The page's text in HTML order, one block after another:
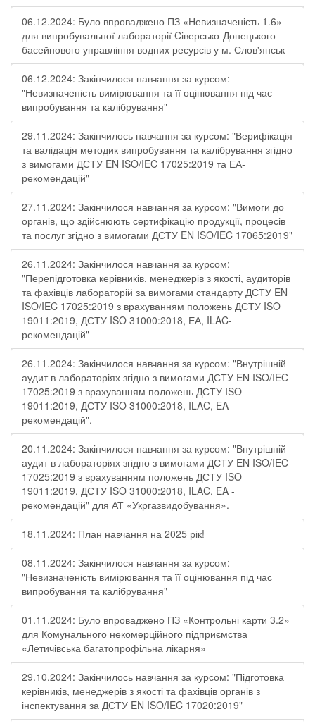
06.12.2024: Було впроваджено ПЗ «Невизначеність 1.6»
для випробувальної лабораторії Cіверсько-Донецького
басейнового управління водних ресурсів у м. Слов'янськ
06.12.2024: Закінчилося навчання за курсом:
"Невизначеність вимірювання та її оцінювання під час
випробування та калібрування"
29.11.2024: Закінчилось навчання за курсом: "Верифікація
та валідація методик випробування та калібрування згідно
з вимогами ДСТУ EN ISO/IEC 17025:2019 та ЕА-
рекомендацій"
27.11.2024: Закінчилося навчання за курсом: "Вимоги до
органів, що здійснюють сертифікацію продукції, процесів
та послуг згідно з вимогами ДСТУ EN ISO/IEC 17065:2019"
26.11.2024: Закінчилося навчання за курсом:
"Перепідготовка керівників, менеджерів з якості, аудиторів
та фахівців лабораторій за вимогами стандарту ДСТУ EN
ISO/IEC 17025:2019 з врахуванням положень ДСТУ ISO
19011:2019, ДСТУ ISO 31000:2018, ЕА, ILAC-
рекомендацій"
26.11.2024: Закінчилося навчання за курсом: "Внутрішній
аудит в лабораторіях згідно з вимогами ДСТУ EN ISO/IEC
17025:2019 з врахуванням положень ДСТУ ISO
19011:2019, ДСТУ ISO 31000:2018, ILAC, EA -
рекомендацій".
20.11.2024: Закінчилося навчання за курсом: "Внутрішній
аудит в лабораторіях згідно з вимогами ДСТУ EN ISO/IEC
17025:2019 з врахуванням положень ДСТУ ISO
19011:2019, ДСТУ ISO 31000:2018, ILAC, EA -
рекомендацій" для АТ «Укргазвидобування».
18.11.2024: План навчання на 2025 рік!
08.11.2024: Закінчилося навчання за курсом:
"Невизначеність вимірювання та її оцінювання під час
випробування та калібрування"
01.11.2024: Було впроваджено ПЗ «Контрольні карти 3.2»
для Комунального некомерційного підприємства
«Летичівська багатопрофільна лікарня»
29.10.2024: Закінчилось навчання за курсом: "Підготовка
керівників, менеджерів з якості та фахівців органів з
інспектування за ДСТУ EN ISO/IEC 17020:2019"